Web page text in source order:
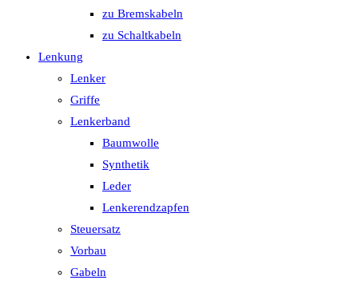
zu Bremskabeln
zu Schaltkabeln
Lenkung
Lenker
Griffe
Lenkerband
Baumwolle
Synthetik
Leder
Lenkerendzapfen
Steuersatz
Vorbau
Gabeln